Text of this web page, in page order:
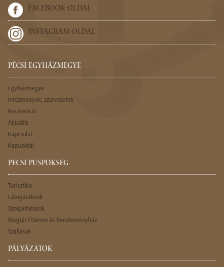
FACEBOOK-OLDAL
INSTAGRAM-OLDAL
PÉCSI EGYHÁZMEGYE
Egyházmegye
Intézmények, szervezetek
Pasztoráció
Aktuális
Kapcsolat
Kapuoldal
PÉCSI PÜSPÖKSÉG
Turisztika
Látogatóknak
Szolgáltatások
Magtár Étterem és Rendezvényház
Szállások
PÁLYÁZATOK